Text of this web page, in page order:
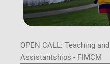
OPEN CALL: Teaching
Assistantships - FIMCM